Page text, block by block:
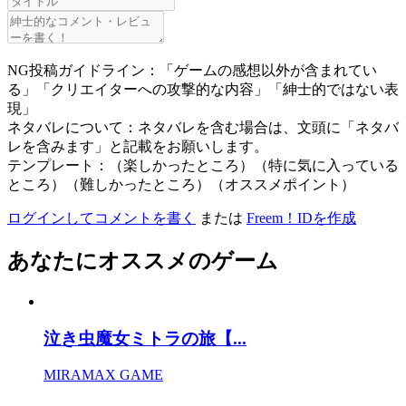
NG投稿ガイドライン：「ゲームの感想以外が含まれてい
る」「クリエイターへの攻撃的な内容」「紳士的ではない表
現」
ネタバレについて：ネタバレを含む場合は、文頭に「ネタバ
レを含みます」と記載をお願いします。
テンプレート：（楽しかったところ）（特に気に入っている
ところ）（難しかったところ）（オススメポイント）
ログインしてコメントを書く または Freem！IDを作成
あなたにオススメのゲーム
泣き虫魔女ミトラの旅【...
MIRAMAX GAME